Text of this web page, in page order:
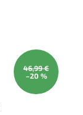
46,99 €
–20 %